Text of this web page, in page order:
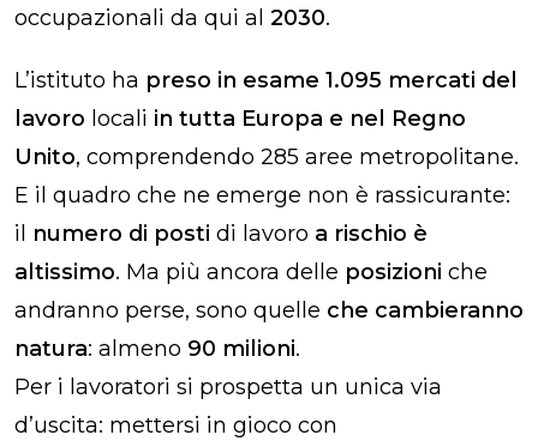
occupazionali da qui al 2030.
L’istituto ha preso in esame 1.095 mercati del
lavoro locali in tutta Europa e nel Regno
Unito, comprendendo 285 aree metropolitane.
E il quadro che ne emerge non è rassicurante:
il numero di posti di lavoro a rischio è
altissimo. Ma più ancora delle posizioni che
andranno perse, sono quelle che cambieranno
natura: almeno 90 milioni.
Per i lavoratori si prospetta un unica via
d’uscita: mettersi in gioco con